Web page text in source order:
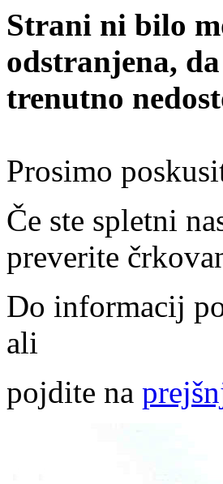
Strani ni bilo
odstranjena,
trenutno
Prosimo
Če ste spletni
preverite
Do informacij
ali
pojdite na